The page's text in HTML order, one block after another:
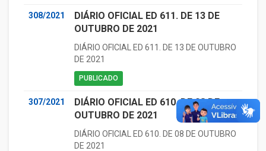
308/2021
DIÁRIO OFICIAL ED 611. DE 13 DE
OUTUBRO DE 2021
DIÁRIO OFICIAL ED 611. DE 13 DE OUTUBRO
DE 2021
PUBLICADO
307/2021
DIÁRIO OFICIAL ED 610. DE 08 DE
OUTUBRO DE 2021
DIÁRIO OFICIAL ED 610. DE 08 DE OUTUBRO
DE 2021